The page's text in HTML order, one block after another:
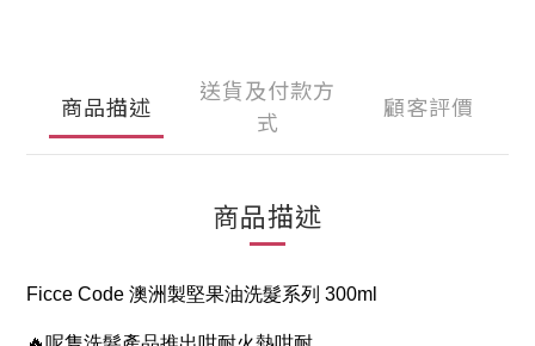
商品描述
送貨及付款方
式
顧客評價
商品描述
Ficce Code 澳洲製堅果油洗髮系列 300ml